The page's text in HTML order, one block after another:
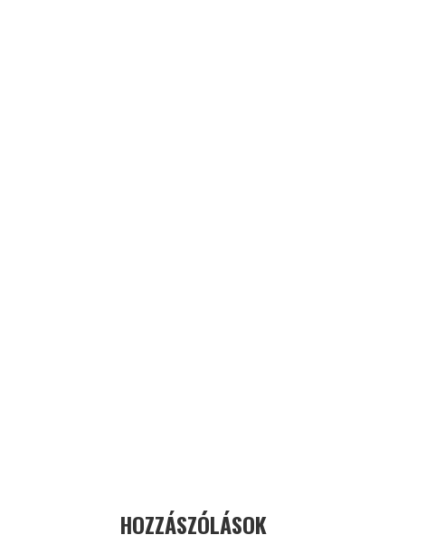
HOZZÁSZÓLÁSOK